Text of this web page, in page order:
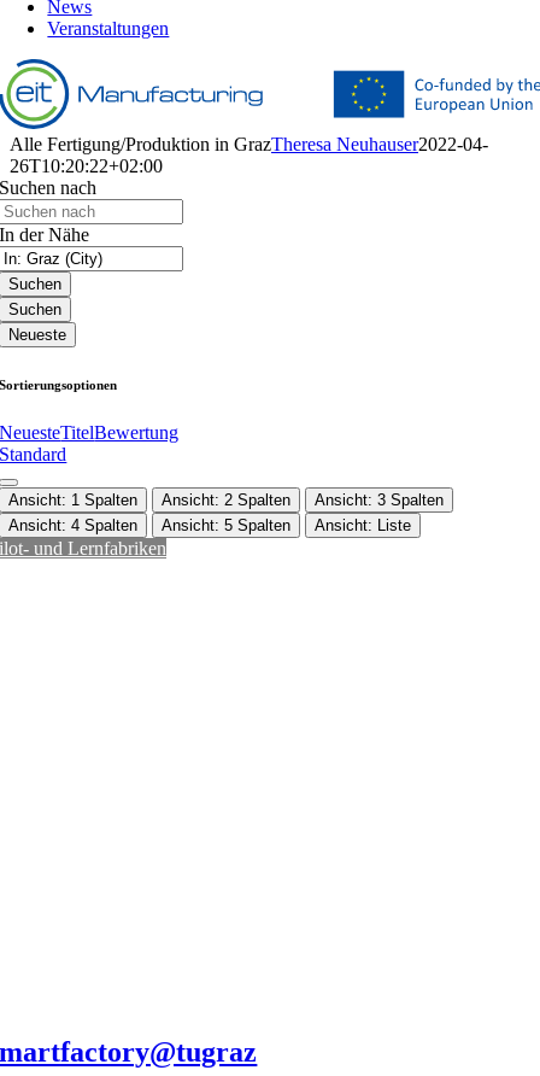
News
Veranstaltungen
Alle Fertigung/Produktion in GrazTheresa Neuhauser2022-04-
26T10:20:22+02:00
Suchen nach
In der Nähe
Suchen
Suchen
Neueste
Sortierungsoptionen
NeuesteTitelBewertung
Standard
Ansicht: 1 Spalten Ansicht: 2 Spalten
Ansicht: 3 Spalten
Ansicht: 4 Spalten
Ansicht: 5 Spalten Ansicht: Liste
und Lernfabriken